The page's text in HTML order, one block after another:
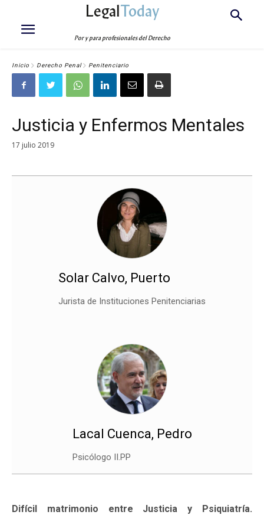
LegalToday
Por y para profesionales del Derecho
Inicio Derecho Penal Penitenciario
Justicia y Enfermos Mentales
17 julio 2019
Solar Calvo, Puerto
Jurista de Instituciones Penitenciarias
Lacal Cuenca, Pedro
Psicólogo II.PP
Difícil matrimonio entre Justicia y Psiquiatría.